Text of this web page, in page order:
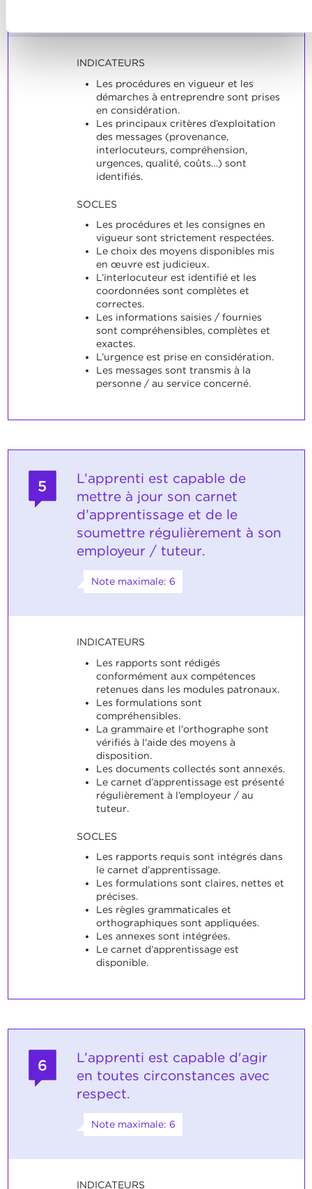
INDICATEURS
Les procédures en vigueur et les
démarches à entreprendre sont prises
en considération.
Les principaux critères d’exploitation
des messages (provenance,
interlocuteurs, compréhension,
urgences, qualité, coûts…) sont
identifiés.
SOCLES
Les procédures et les consignes en
vigueur sont strictement respectées.
Le choix des moyens disponibles mis
en œuvre est judicieux.
L’interlocuteur est identifié et les
coordonnées sont complètes et
correctes.
Les informations saisies / fournies
sont compréhensibles, complètes et
exactes.
L’urgence est prise en considération.
Les messages sont transmis à la
personne / au service concerné.
5
L’apprenti est capable de
mettre à jour son carnet
d’apprentissage et de le
soumettre régulièrement à son
employeur / tuteur.
Note maximale: 6
INDICATEURS
Les rapports sont rédigés
conformément aux compétences
retenues dans les modules patronaux.
Les formulations sont
compréhensibles.
La grammaire et l'orthographe sont
vérifiés à l'aide des moyens à
disposition.
Les documents collectés sont annexés.
Le carnet d’apprentissage est présenté
régulièrement à l’employeur / au
tuteur.
SOCLES
Les rapports requis sont intégrés dans
le carnet d’apprentissage.
Les formulations sont claires, nettes et
précises.
Les règles grammaticales et
orthographiques sont appliquées.
Les annexes sont intégrées.
Le carnet d’apprentissage est
disponible.
6
L’apprenti est capable d'agir
en toutes circonstances avec
respect.
Note maximale: 6
INDICATEURS